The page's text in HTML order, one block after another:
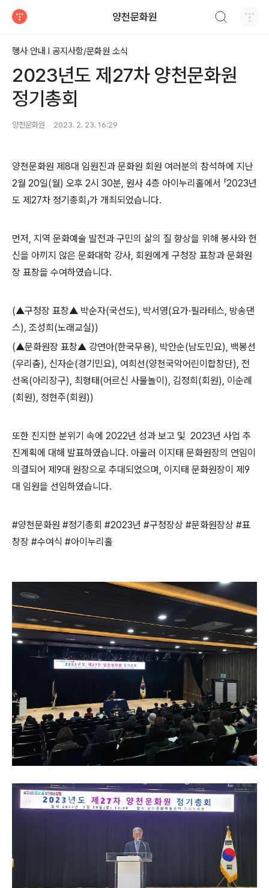
양천문화원
행사 안내 Ι 공지사항/문화원 소식
2023년도 제27차 양천문화원
정기총회
양천문화원 2023. 2. 23. 16:29
양천문화원 제8대 임원진과 문화원 회원 여러분의 참석하에 지난
2월 20일(월) 오후 2시 30분, 원사 4층 아이누리홀에서 「2023년
도 제27차 정기총회 」가 개최되었습니다.
먼저, 지역 문화예술 발전과 구민의 삶의 질 향상을 위해 봉사와 헌
신을 아끼지 않은 문화대학 강사, 회원에게 구청장 표창과 문화원
장 표창을 수여하였습니다.
(▲구청장 표창▲ 박순자(국선도), 박서영(요가·필라테스, 방송댄
스), 조성희(노래교실))
(▲문화원장 표창▲ 강연아(한국무용), 박안순(남도민요), 백봉선
(우리춤), 신자순(경기민요), 여희선(양천국악어린이합창단), 전
선옥(아리장구), 최형태(어르신 사물놀이), 김정희(회원), 이순례
(회원), 정현주(회원))
또한 진지한 분위기 속에 2022년 성과 보고 및 2023년 사업 추
진계획에 대해 발표하였습니다. 아울러 이지태 문화원장의 연임이
의결되어 제9대 원장으로 추대되었으며, 이지태 문화원장이 제9
대 임원을 선임하였습니다.
#양천문화원 #정기총회 #2023년 #구청장상 #문화원장상 #표
창장 #수여식 #아이누리홀